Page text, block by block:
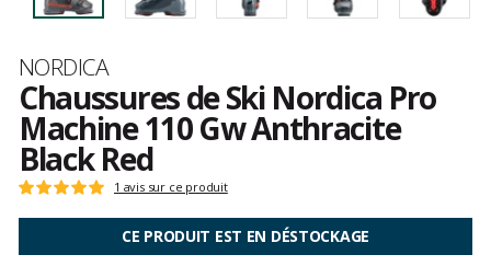
Marque
NORDICA
Chaussures de Ski Nordica Pro
Machine 110 Gw Anthracite
Black Red
Les
Note
:
sur
1 avis sur ce produit
CE PRODUIT EST EN DÉSTOCKAGE